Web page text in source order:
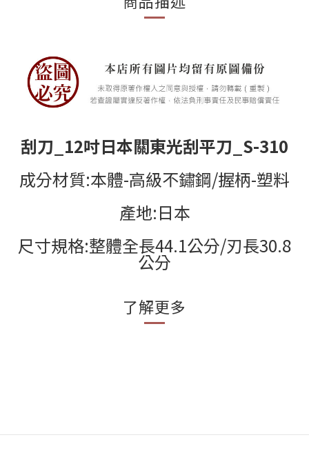
刮刀_12吋日本關東光刮平刀_S-310
成分材質:本體-高級不鏽鋼/握柄-塑料
產地:日本
尺寸規格:整體全長44.1公分/刃長30.8
公分
了解更多